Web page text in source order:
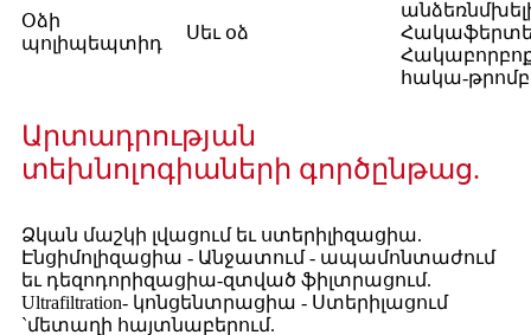
Օձի
պոլիպեպտիդ
Սեւ օձ
հակա-
Արտադրության
տեխնոլոգիաների գործընթաց.
Ձկան մաշկի լվացում եւ ստերիլիզացիա.
Էնցիմոլիզացիա - Անջատում - ապամոնտաժում
եւ դեզոդորիզացիա-զտված ֆիլտրացում.
Ultrafiltration- կոնցենտրացիա - Ստերիլացում
`մետաղի հայտնաբերում.